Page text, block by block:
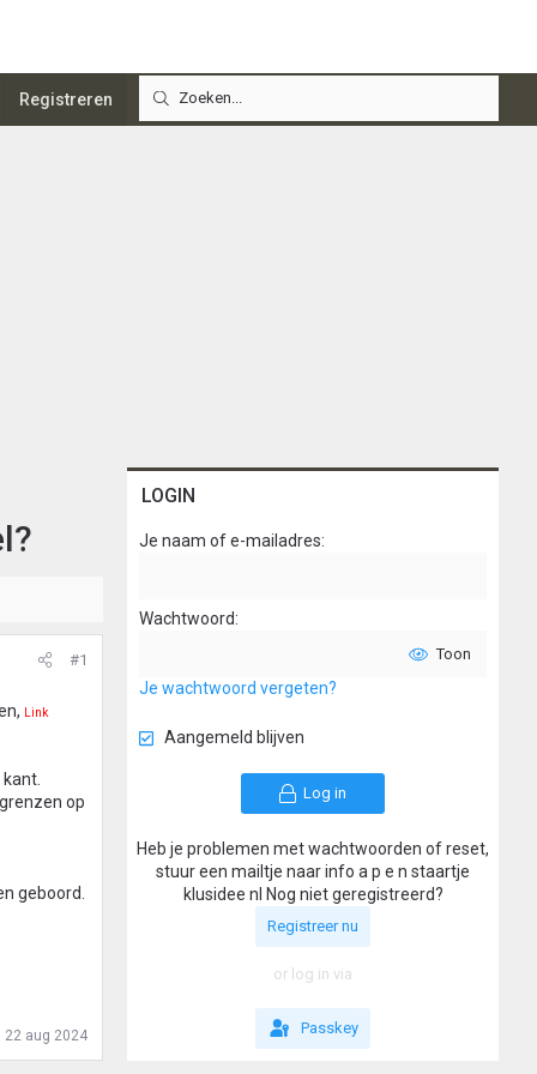
Registreren
#1
Link
op
geboord.
22 aug 2024
LOGIN
Je naam of e-mailadres
Wachtwoord
Toon
Je wachtwoord vergeten?
Aangemeld blijven
Log in
Heb je problemen met wachtwoorden of reset,
stuur een mailtje naar info a p e n staartje
klusidee nl Nog niet geregistreerd?
Registreer nu
or log in via
Passkey